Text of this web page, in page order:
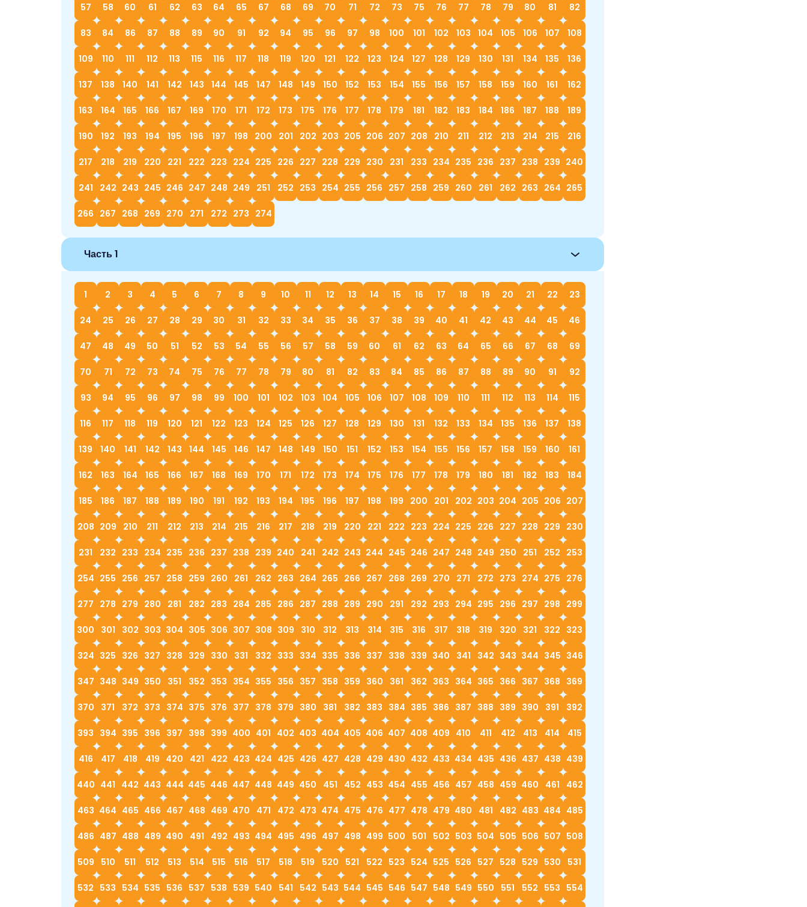
57 58 60 61 62 63 64 65 67 68 69 70 71 72 73 75 76 77 78 79 80 81 82
83 84 86 87 88 89 90 91 92 94 95 96 97 98 100 101 102 103 104 105 106 107 108
109 110 111 112 113 115 116 117 118 119 120 121 122 123 124 127 128 129 130 131 134 135 136
137 138 140 141 142 143 144 145 147 148 149 150 152 153 154 155 156 157 158 159 160 161 162
163 164 165 166 167 169 170 171 172 173 175 176 177 178 179 181 182 183 184 186 187 188 189
190 192 193 194 195 196 197 198 200 201 202 203 205 206 207 208 210 211 212 213 214 215 216
217 218 219 220 221 222 223 224 225 226 227 228 229 230 231 233 234 235 236 237 238 239 240
241 242 243 245 246 247 248 249 251 252 253 254 255 256 257 258 259 260 261 262 263 264 265
266 267 268 269 270 271 272 273 274
Часть 1
1 2 3 4 5 6 7 8 9 10 11 12 13 14 15 16 17 18 19 20 21 22 23
24 25 26 27 28 29 30 31 32 33 34 35 36 37 38 39 40 41 42 43 44 45 46
47 48 49 50 51 52 53 54 55 56 57 58 59 60 61 62 63 64 65 66 67 68 69
70 71 72 73 74 75 76 77 78 79 80 81 82 83 84 85 86 87 88 89 90 91 92
93 94 95 96 97 98 99 100 101 102 103 104 105 106 107 108 109 110 111 112 113 114 115
116 117 118 119 120 121 122 123 124 125 126 127 128 129 130 131 132 133 134 135 136 137 138
139 140 141 142 143 144 145 146 147 148 149 150 151 152 153 154 155 156 157 158 159 160 161
162 163 164 165 166 167 168 169 170 171 172 173 174 175 176 177 178 179 180 181 182 183 184
185 186 187 188 189 190 191 192 193 194 195 196 197 198 199 200 201 202 203 204 205 206 207
208 209 210 211 212 213 214 215 216 217 218 219 220 221 222 223 224 225 226 227 228 229 230
231 232 233 234 235 236 237 238 239 240 241 242 243 244 245 246 247 248 249 250 251 252 253
254 255 256 257 258 259 260 261 262 263 264 265 266 267 268 269 270 271 272 273 274 275 276
277 278 279 280 281 282 283 284 285 286 287 288 289 290 291 292 293 294 295 296 297 298 299
300 301 302 303 304 305 306 307 308 309 310 312 313 314 315 316 317 318 319 320 321 322 323
324 325 326 327 328 329 330 331 332 333 334 335 336 337 338 339 340 341 342 343 344 345 346
347 348 349 350 351 352 353 354 355 356 357 358 359 360 361 362 363 364 365 366 367 368 369
370 371 372 373 374 375 376 377 378 379 380 381 382 383 384 385 386 387 388 389 390 391 392
393 394 395 396 397 398 399 400 401 402 403 404 405 406 407 408 409 410 411 412 413 414 415
416 417 418 419 420 421 422 423 424 425 426 427 428 429 430 432 433 434 435 436 437 438 439
440 441 442 443 444 445 446 447 448 449 450 451 452 453 454 455 456 457 458 459 460 461 462
463 464 465 466 467 468 469 470 471 472 473 474 475 476 477 478 479 480 481 482 483 484 485
486 487 488 489 490 491 492 493 494 495 496 497 498 499 500 501 502 503 504 505 506 507 508
509 510 511 512 513 514 515 516 517 518 519 520 521 522 523 524 525 526 527 528 529 530 531
532 533 534 535 536 537 538 539 540 541 542 543 544 545 546 547 548 549 550 551 552 553 554